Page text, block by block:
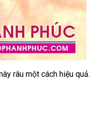
râu một cách hiệu quả.